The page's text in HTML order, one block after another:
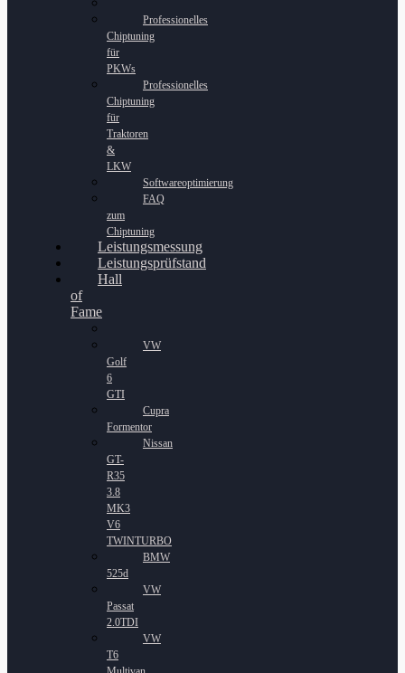
Professionelles
Chiptuning
für
PKWs
Professionelles
Chiptuning
für
Traktoren
&
LKW
Softwareoptimierung
FAQ
zum
Chiptuning
Leistungsmessung
Leistungsprüfstand
Hall
of
Fame
VW
Golf
6
GTI
Cupra
Formentor
Nissan
GT-
R35
3.8
MK3
V6
TWINTURBO
BMW
525d
VW
Passat
2.0TDI
VW
T6